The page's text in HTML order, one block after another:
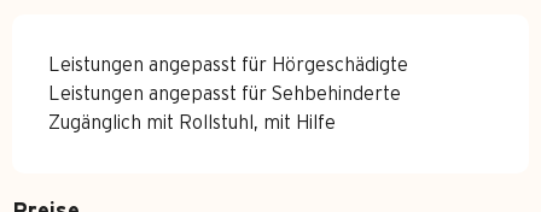
Leistungen angepasst für Hörgeschädigte
Leistungen angepasst für Sehbehinderte
Zugänglich mit Rollstuhl, mit Hilfe